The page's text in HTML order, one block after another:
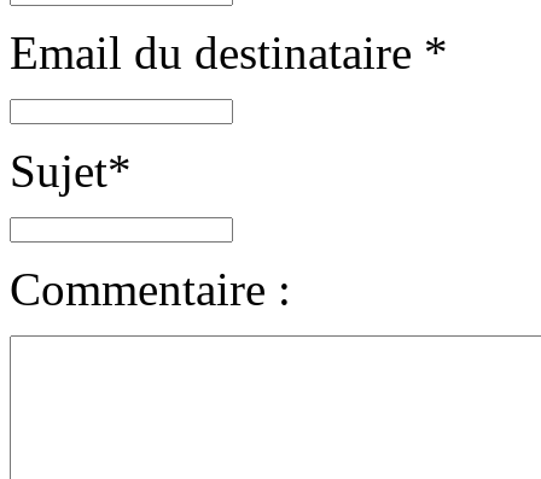
Email du destinataire *
Sujet*
Commentaire :